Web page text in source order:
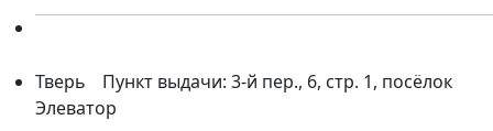
Тверь
Пункт выдачи: 3-й пер., 6, стр. 1, посёлок
Элеватор